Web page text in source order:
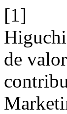
[1]
de